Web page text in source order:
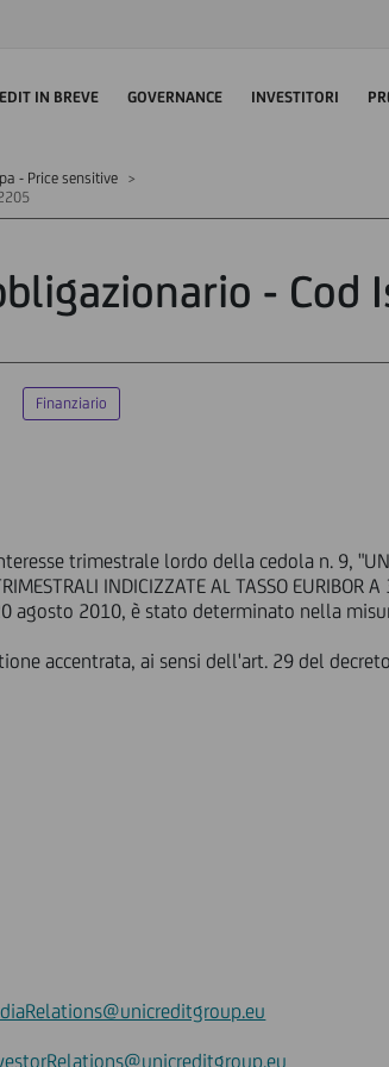
IN BREVE GOVERNANCE INVESTITORI
- Price sensitive
- Cod
Finanziario
trimestrale lordo della cedola n. 9,
INDICIZZATE AL TASSO
agosto 2010, è stato determinato nella
accentrata, ai sensi dell'art. 29 del